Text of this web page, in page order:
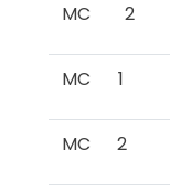
MC
2
MC 1
MC 2